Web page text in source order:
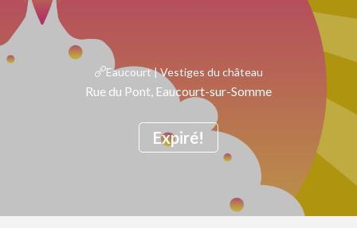
Expiré!
Eaucourt | Vestiges du château
Rue du Pont, Eaucourt-sur-Somme